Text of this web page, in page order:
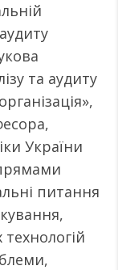
та аудиту
України
питання